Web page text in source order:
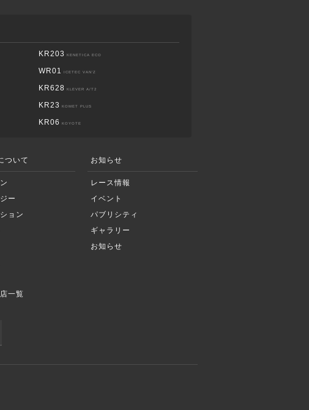
KR203 KENETICA ECO
WR01 ICETEC VAN’Z
KR628 KLEVER A/T2
KR23 KOMET PLUS
KR06 KOYOTE
ついて
ー
ョン
一覧
お知らせ
レース情報
イベント
パブリシティ
ギャラリー
お知らせ